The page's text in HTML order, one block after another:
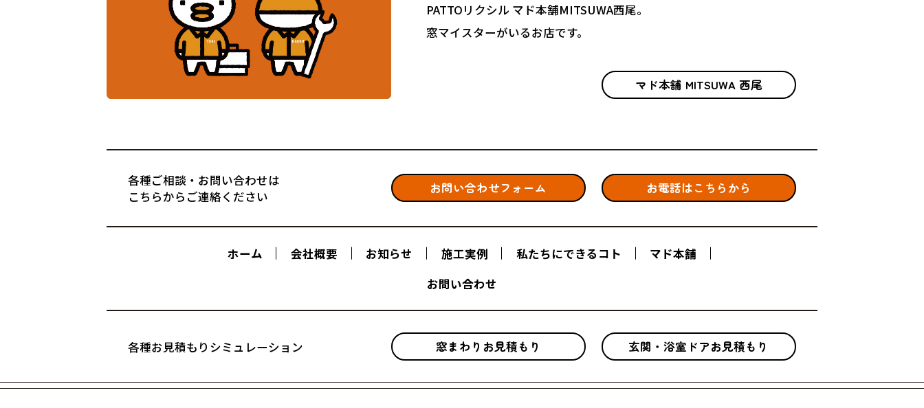
PATTOリクシル マド本舗MITSUWA西尾。
窓マイスターがいるお店です。
マド本舗 MITSUWA 西尾
各種ご相談・お問い合わせは
こちらからご連絡ください
お問い合わせフォーム お電話はこちらから
ホーム 会社概要 お知らせ 施工実例 私たちにできるコト
マド本舗
お問い合わせ
各種お見積もりシミュレーション 窓まわりお見積もり 玄関・浴室ドアお見積もり